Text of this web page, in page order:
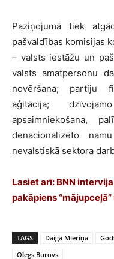
Paziņojumā tiek
pašvaldības komisijas
– valsts iestāžu un
valsts amatpersonu
novēršana; partiju
aģitācija;
apsaimniekošana,
denacionalizēto
nevalstiskā sektora
Lasiet arī: BNN
pakāpiens “mājupceļā”
TAGS Daiga Mieriņa
Oļegs Burovs